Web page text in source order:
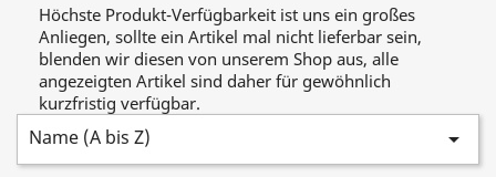
Höchste Produkt-Verfügbarkeit ist uns ein großes
Anliegen, sollte ein Artikel mal nicht lieferbar sein,
blenden wir diesen von unserem Shop aus, alle
angezeigten Artikel sind daher für gewöhnlich
kurzfristig verfügbar.
Name (A bis Z) 